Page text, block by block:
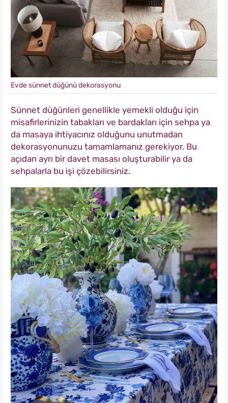
Evde sünnet düğünü dekorasyonu
Sünnet düğünleri genellikle yemekli olduğu için
misafirlerinizin tabakları ve bardakları için sehpa ya
da masaya ihtiyacınız olduğunu unutmadan
dekorasyonunuzu tamamlamanız gerekiyor. Bu
açıdan ayrı bir davet masası oluşturabilir ya da
sehpalarla bu işi çözebilirsiniz.